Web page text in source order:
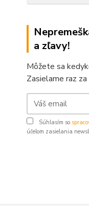
a zľavy!
Môžete sa
Zasielame raz
Súhlasím so
účelom zasielania